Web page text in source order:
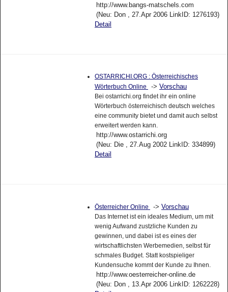
http://www.bangs-matschels.com
(Neu: Don , 27.Apr 2006 LinkID: 1276193)
Detail
OSTARRICHI.ORG : Österreichisches
Wörterbuch Online
-> Vorschau
Bei ostarrichi.org findet ihr ein online
Wörterbuch österreichisch deutsch welches
eine community bietet und damit auch selbst
erweitert werden kann.
http://www.ostarrichi.org
(Neu: Die , 27.Aug 2002 LinkID: 334899)
Detail
Österreicher Online -> Vorschau
Das Internet ist ein ideales Medium, um mit
wenig Aufwand zustzliche Kunden zu
gewinnen, und dabei ist es eines der
wirtschaftlichsten Werbemedien, selbst für
schmales Budget. Statt kostspieliger
Kundensuche kommt der Kunde zu Ihnen.
http://www.oesterreicher-online.de
(Neu: Don , 13.Apr 2006 LinkID: 1262228)